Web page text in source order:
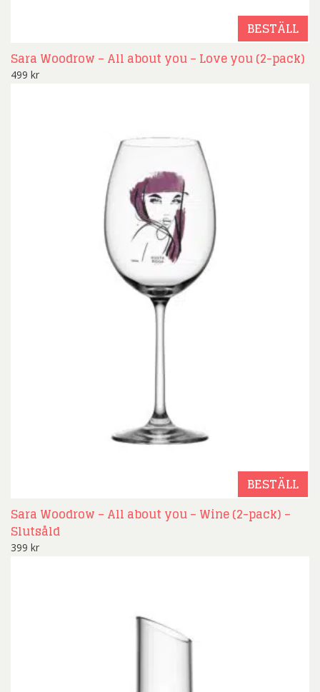
BESTÄLL
Sara Woodrow – All about you – Love you (2-pack)
499 kr
BESTÄLL
Sara Woodrow – All about you – Wine (2-pack) –
Slutsåld
399 kr